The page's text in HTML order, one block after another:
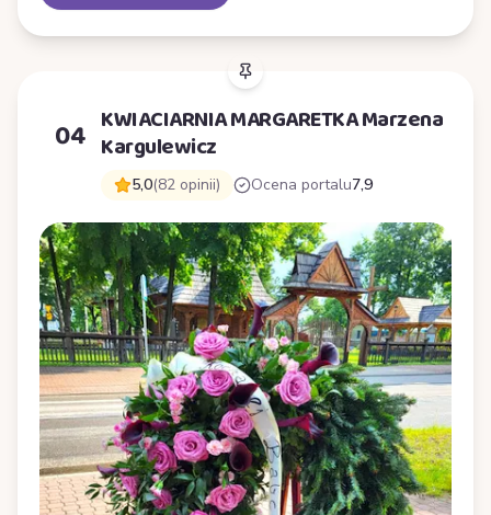
04 KWIACIARNIA MARGARETKA Marzena
Kargulewicz
5,0(82 opinii) Ocena portalu7,9